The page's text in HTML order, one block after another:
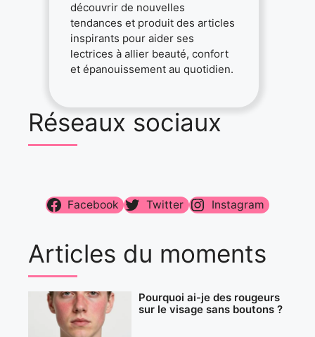
découvrir de nouvelles
tendances et produit des articles
inspirants pour aider ses
lectrices à allier beauté, confort
et épanouissement au quotidien.
Réseaux sociaux
Facebook Twitter Instagram
Articles du moments
Pourquoi ai-je des rougeurs
sur le visage sans boutons ?